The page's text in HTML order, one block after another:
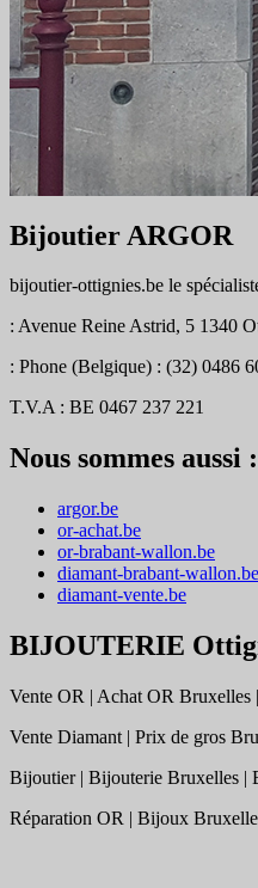
Bijoutier ARGOR
bijoutier-ottignies.be le
: Avenue Reine Astrid, 5 1340
: Phone (Belgique) : (32) 0486
T.V.A : BE 0467 237 221
Nous sommes aussi :
argor.be
or-achat.be
or-brabant-wallon.be
diamant-brabant-wallon.be
diamant-vente.be
BIJOUTERIE
Vente OR | Achat OR Bruxelles
Vente Diamant | Prix de gros
Bijoutier | Bijouterie Bruxelles |
Réparation OR | Bijoux